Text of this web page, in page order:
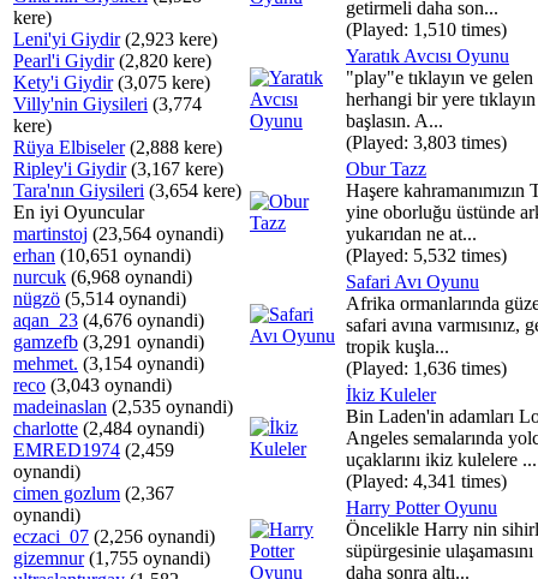
kere)
Leni'yi Giydir(2,923 kere)
Pearl'i Giydir(2,820 kere)
Kety'i Giydir(3,075 kere)
Villy'nin Giysileri (3,774
kere)
Rüya Elbiseler(2,888 kere)
Ripley'i Giydir(3,167 kere)
Tara'nın Giysileri (3,654 kere)
En iyi Oyuncular
martinstoj (23,564 oynandi)
erhan (10,651 oynandi)
nurcuk (6,968 oynandi)
nügzö (5,514 oynandi)
aqan_23 (4,676 oynandi)
gamzefb (3,291 oynandi)
mehmet. (3,154 oynandi)
reco (3,043 oynandi)
madeinaslan (2,535 oynandi)
charlotte (2,484 oynandi)
EMRED1974 (2,459
oynandi)
cimen gozlum (2,367
oynandi)
eczaci_07 (2,256 oynandi)
gizemnur(1,755 oynandi)
getirmeli daha son...
(Played: 1,510 times)
Yaratık Avcısı Oyunu
"play"e tıklayın ve gelen
herhangi bir yere
başlasın. A...
(Played: 3,803 times)
Obur Tazz
Haşere kahramanımızın
yine oborluğu üstünde
yukarıdan ne at...
(Played: 5,532 times)
Safari Avı Oyunu
Afrika ormanlarında
safari avına varmısınız,
tropik kuşla...
(Played: 1,636 times)
İkiz Kuleler
Bin Laden'in adamları
Angeles semalarında
uçaklarını ikiz kulelere ...
(Played: 4,341 times)
Harry Potter Oyunu
Öncelikle Harry nin
süpürgesinie ulaşamasını
daha sonra altı...